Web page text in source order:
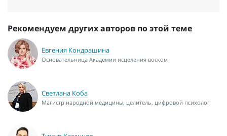
Рекомендуем других авторов по этой теме
Евгения Кондрашина
Основательница Академии исцеления воском
Светлана Коба
Магистр народной медицины, целитель, цифровой психолог